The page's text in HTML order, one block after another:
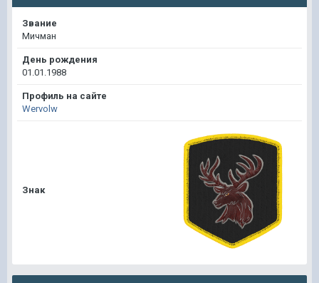
Звание
Мичман
День рождения
01.01.1988
Профиль на сайте
Wervolw
Знак